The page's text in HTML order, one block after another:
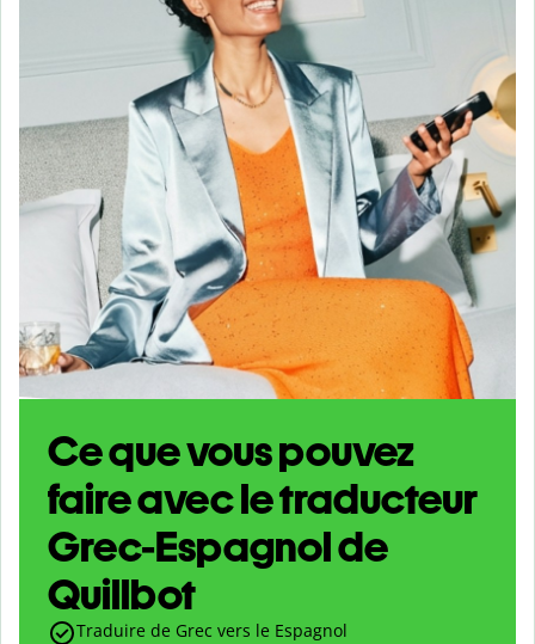
Ce que vous pouvez
faire avec le traducteur
Grec-Espagnol de
Quillbot
Traduire de Grec vers le Espagnol